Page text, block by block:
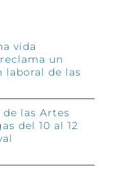
vida
un
laboral de las
las Artes
del 10 al 12